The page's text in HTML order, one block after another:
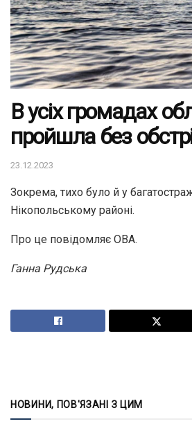
В усіх громадах
пройшла без
23.12.2023
Зокрема, тихо було й у
Нікопольському районі.
Про це повідомляє ОВА.
Ганна Рудська
НОВИНИ, ПОВ'ЯЗАНІ З ЦИМ